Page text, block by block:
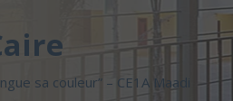
sa couleur” – CE1A Maadi